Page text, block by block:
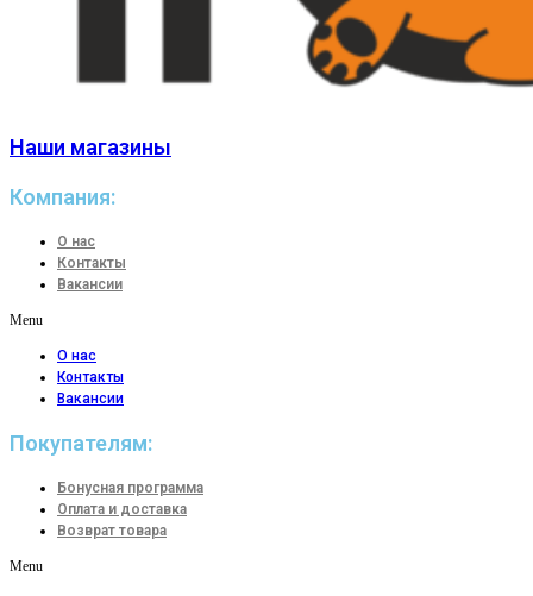
Наши магазины
Компания:
О нас
Контакты
Вакансии
Menu
О нас
Контакты
Вакансии
Покупателям:
Бонусная программа
Оплата и доставка
Возврат товара
Menu